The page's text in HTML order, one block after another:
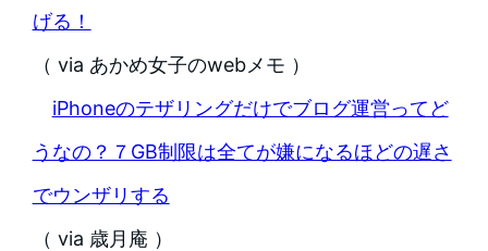
げる！
（ via あかめ女子のwebメモ ）
iPhoneのテザリングだけでブログ運営ってど
うなの？７GB制限は全てが嫌になるほどの遅さ
でウンザリする
（ via 歳月庵 ）